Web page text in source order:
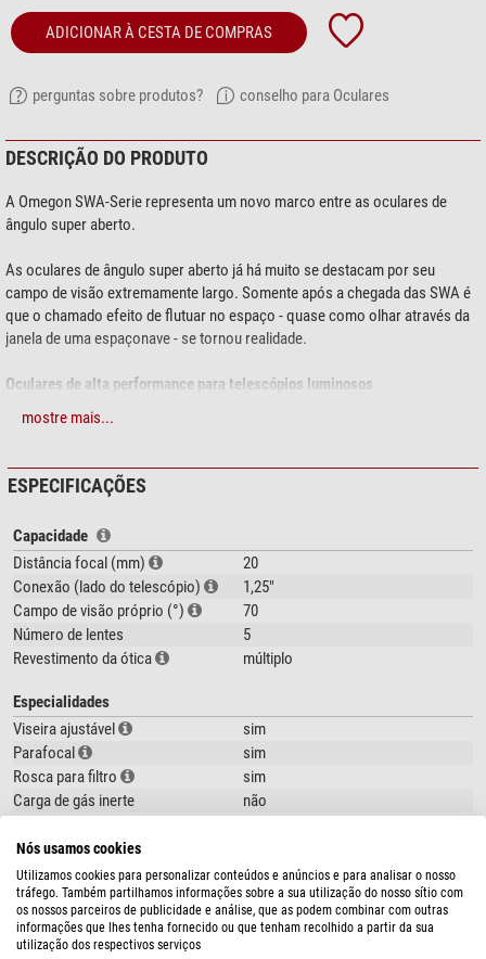
ADICIONAR À CESTA DE COMPRAS
perguntas sobre produtos? conselho para Oculares
DESCRIÇÃO DO PRODUTO
A Omegon SWA-Serie representa um novo marco entre as oculares de
ângulo super aberto.
As oculares de ângulo super aberto já há muito se destacam por seu
campo de visão extremamente largo. Somente após a chegada das SWA é
que o chamado efeito de flutuar no espaço - quase como olhar através da
janela de uma espaçonave - se tornou realidade.
Oculares de alta performance para telescópios luminosos
A princípio as novas oculares Omegon SWA por um desenho interno e
foram acrescetados umrevestimento de borrachae novas conchas
oculares que, não só são mais convenientes no manuseio, como também
Na parte ótica se usam agora cinco elementos que dependendo da
distância focal são reunidas em três ou quatro grupos. Elas criam um
campo de visão próprio de 70°com imagem nítida até as bordas e quase
livre de destorções. O olho humano pode encompassar 70° de campo de
visão sem que tenha que mudar a posição do olhar pela ocular. Com
oculares podem ser usadas.
Através de um novo revestimento múltiplo de banda larga
de luz também pode ser elevada mais uma vez. Todas as
são enegrecidase o sistema interno de aberturas contribui de forma
decisiva para a redução de luz dispersa. Somente através da alta
transparência das superfícies de vidro e da reduzida reflexão é que se
Uma grande seleção de oculares de 2" e 1,25"
A Omegon SWA-Serie se consiste de seis oculares : 38mm, 32mm, 26mm,
mostre mais...
ESPECIFICAÇÕES
Capacidade
Distância focal (mm)
20
Conexão (lado do telescópio)
1,25"
Campo de visão próprio (°)
70
Número de lentes
5
Revestimento da ótica
múltiplo
Especialidades
Viseira ajustável
sim
Parafocal
sim
Rosca para filtro
sim
Carga de gás inerte
não
Geral
Série
SWA
Tipo
Ocular
Tipo de construção
SWA
Nós usamos cookies
Utilizamos cookies para personalizar conteúdos e anúncios e para analisar o nosso
tráfego. Também partilhamos informações sobre a sua utilização do nosso sítio com
os nossos parceiros de publicidade e análise, que as podem combinar com outras
informações que lhes tenha fornecido ou que tenham recolhido a partir da sua
utilização dos respectivos serviços